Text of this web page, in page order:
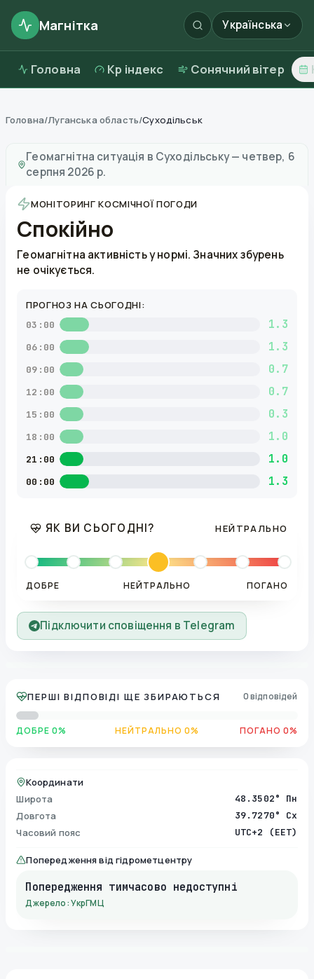
Магнітка Українська
Головна Kp індекс Сонячний вітер
Головна/Луганська область/Суходільськ
Геомагнітна ситуація в Суходільську— четвер, 6
серпня 2026 р.
МОНІТОРИНГ КОСМІЧНОЇ ПОГОДИ
Спокійно
Геомагнітна активність у нормі. Значних збурень
не очікується.
ПРОГНОЗ НА СЬОГОДНІ:
03:00 1.3
06:00 1.3
09:00 0.7
12:00 0.7
15:00 0.3
18:00 1.0
21:00 1.0
00:00 1.3
ЯК ВИ СЬОГОДНІ? НЕЙТРАЛЬНО
ДОБРЕ НЕЙТРАЛЬНО ПОГАНО
Підключити сповіщення в Telegram
ПЕРШІ ВІДПОВІДІ ЩЕ ЗБИРАЮТЬСЯ 0 відповідей
ДОБРЕ 0% НЕЙТРАЛЬНО 0% ПОГАНО 0%
Координати
Широта
48.3502° Пн
Довгота 39.7270° Сх
Часовий пояс UTC+2 (EET)
Попередження від гідрометцентру
Попередження тимчасово недоступні
Джерело: УкрГМЦ